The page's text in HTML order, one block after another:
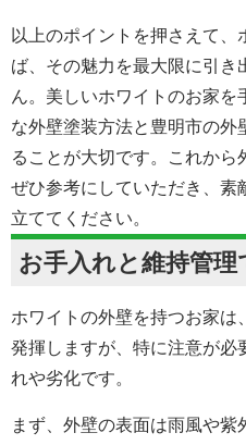
以上のポイントを押さえて、
ば、その魅力を最大限に引き
ん。美しいホワイトのお家
な外壁塗装方法と豊明市の外
ることが大切です。これから
ぜひ参考にしていただき、素
立ててください。
お手入れと維持管
ホワイトの外壁を持つお家は
発揮しますが、特に注意が必
れや劣化です。
まず、外壁の表面は雨風や